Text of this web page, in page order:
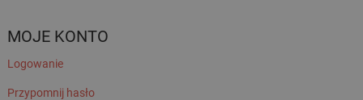
MOJE KONTO
Logowanie
Przypomnij hasło